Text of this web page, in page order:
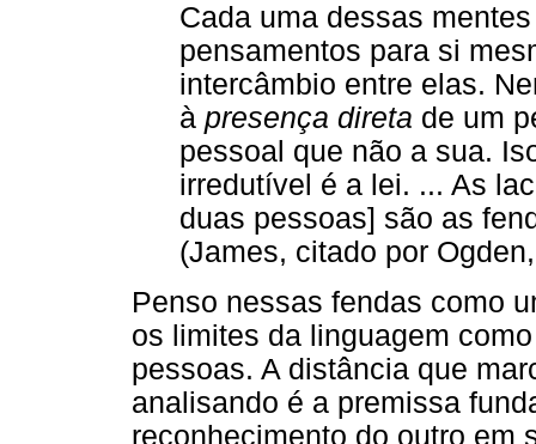
Cada uma dessas
pensamentos para si
intercâmbio entre elas.
à presença direta de um
pessoal que não a sua.
irredutível é a lei. ... As
duas pessoas] são as
(James, citado por
Penso nessas fendas como
os limites da linguagem
pessoas. A distância que
analisando é a premissa
reconhecimento do outro em